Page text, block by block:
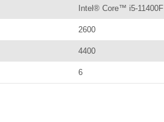
Intel® Core™ i5-11400F
2600
4400
6